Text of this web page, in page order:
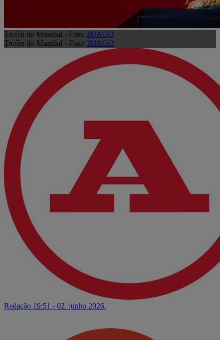
Troféu do Mundial - Foto: IMAGO
Troféu do Mundial - Foto: IMAGO
Redação 19:51 - 02. junho 2026.